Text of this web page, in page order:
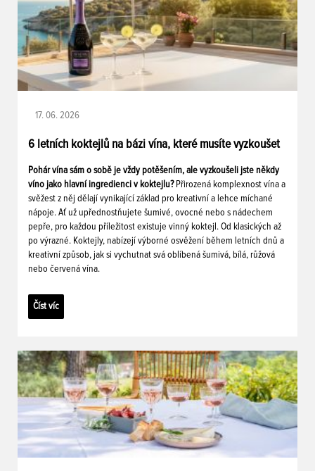
17. 06. 2026
6 letních koktejlů na bázi vína, které musíte vyzkoušet
Pohár vína sám o sobě je vždy potěšením, ale vyzkoušeli jste někdy
víno jako hlavní ingredienci v koktejlu? Přirozená komplexnost vína a
svěžest z něj dělají vynikající základ pro kreativní a lehce míchané
nápoje. Ať už upřednostňujete šumivé, ovocné nebo s nádechem
pepře, pro každou příležitost existuje vinný koktejl. Od klasických až
po výrazné. Koktejly, nabízejí výborné osvěžení během letních dnů a
kreativní způsob, jak si vychutnat svá oblíbená šumivá, bílá, růžová
nebo červená vína.
Číst víc